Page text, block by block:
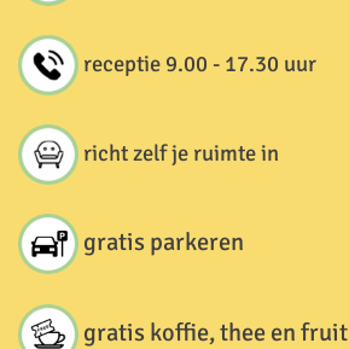
receptie 9.00 - 17.30 uur
richt zelf je ruimte in
gratis parkeren
gratis koffie, thee en fruit